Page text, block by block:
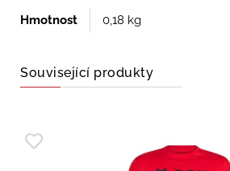
Hmotnost 0,18 kg
Související produkty